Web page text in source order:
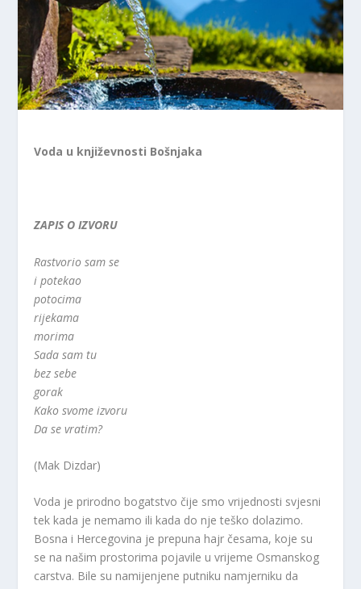
Voda u književnosti Bošnjaka
ZAPIS O IZVORU
Rastvorio sam se
i potekao
potocima
rijekama
morima
Sada sam tu
bez sebe
gorak
Kako svome izvoru
Da se vratim?
(Mak Dizdar)
Voda je prirodno bogatstvo čije smo vrijednosti svjesni
tek kada je nemamo ili kada do nje teško dolazimo.
Bosna i Hercegovina je prepuna hajr česama, koje su
se na našim prostorima pojavile u vrijeme Osmanskog
carstva. Bile su namijenjene putniku namjerniku da